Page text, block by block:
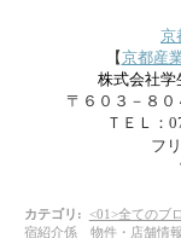
京
【京都産
株式会社
〒６０３－８
ＴＥＬ：
フ
カテゴリ : <01>全てのブ
宿紹介係 物件・店舗情報